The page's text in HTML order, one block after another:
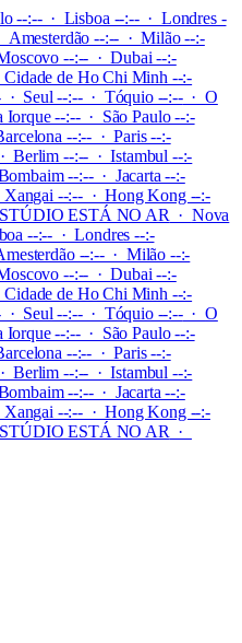
--:-- · Lisboa --:-- · Londres -
--:-- · Milão --:-
--:-- · Dubai --:-
de Ho Chi Minh --:-
Seul --:-- · Tóquio --:--·O
Iorque --:-- · São Paulo --:-
--:-- · Paris --:-
Berlim --:-- · Istambul --:-
--:-- · Jacarta --:-
--:-- · Hong Kong --:-
ESTÁ NO AR · Nova
--:-- · Londres --:-
--:-- · Milão --:-
--:-- · Dubai --:-
de Ho Chi Minh --:-
Seul --:-- · Tóquio --:--·O
Iorque --:-- · São Paulo --:-
--:-- · Paris --:-
Berlim --:-- · Istambul --:-
--:-- · Jacarta --:-
--:-- · Hong Kong --:-
ESTÁ NO AR ·